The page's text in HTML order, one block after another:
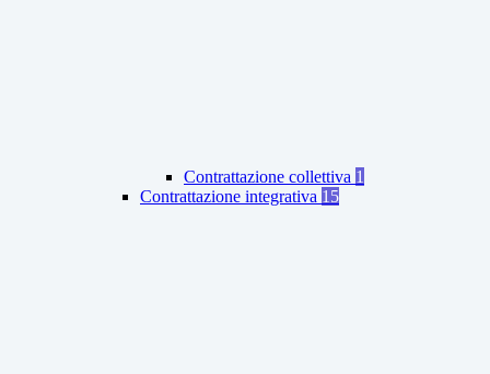
Contrattazione collettiva 1
Contrattazione integrativa 15